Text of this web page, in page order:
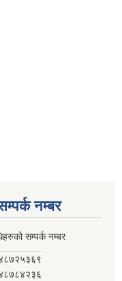
नम्बर
सम्पर्क नम्बर